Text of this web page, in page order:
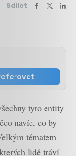
Sdílet
tyto entity
navíc, co by
tématem
lidé tráví